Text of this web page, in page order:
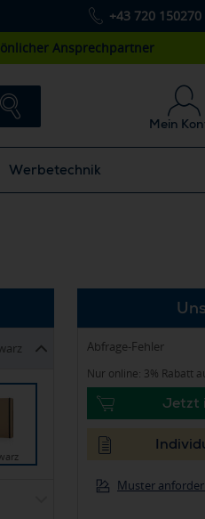
+43 720 150270
Ansprechpartner
Mein
Werbetechnik
Abfrage-Fehler
Nur online: 3% Rabatt
Jetzt
Muster